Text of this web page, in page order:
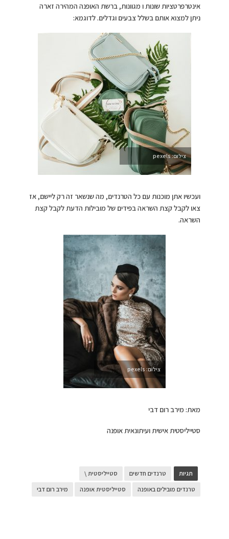
אינטרפרטציות שונות ו מגוונות, ברשת האופנה המהירה זארה
ניתן למצוא אותם בשלל צבעים וגדלים. לדוגמא:
צילום: pexels
ועכשיו אתן מוכנות עם כל הטרנדים, מה שנשאר זה רק ליישם, אז
צאו לקבל קצת השראה בפידים של מובילות הדעת לקבל קצת
השראה.
צילום: pexels
מאת: מירב רום דבי
סטייליסטית אישית ועיתונאית אופנה
תגיות טרנדים חדשים
סטייליסטית \
טרנדים מובילים באופנה
סטייליסטית אופנה מירב רום דבי